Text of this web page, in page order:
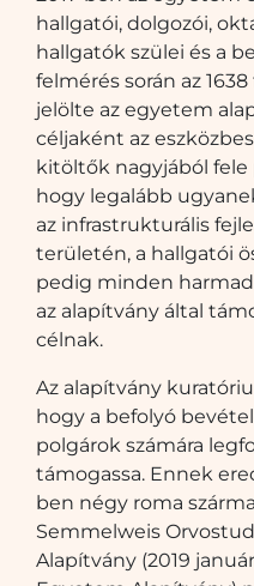
hallgatói, dolgozói,
hallgatók szülei és a
felmérés során az
jelölte az egyetem
céljaként az
kitöltők nagyjából
hogy legalább
az infrastrukturális
területén, a hallgatói
pedig minden
az alapítvány által
célnak.
Az alapítvány
hogy a befolyó
polgárok számára
támogassa. Ennek
ben négy roma
Semmelweis
Alapítvány (2019